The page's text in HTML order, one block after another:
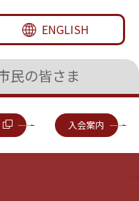
ENGLISH
民の皆さま
入会案内